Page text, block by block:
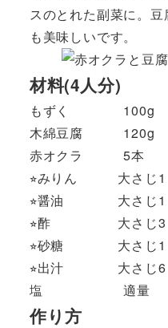
スのとれた副菜に。
も美味しいです。
材料(4人分)
もずく 100g
木綿豆腐 120g
赤オクラ 5本
⭐︎みりん 大さじ1
⭐︎醤油 大さじ1
⭐︎酢 大さじ3
⭐︎砂糖 大さじ1
⭐︎出汁 大さじ6
塩 適量
作り方